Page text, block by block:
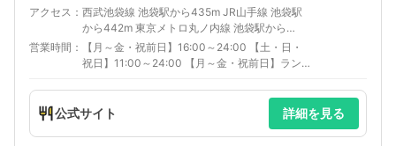
アクセス
西武池袋線 池袋駅から435m JR山手線 池袋駅
から442m 東京メトロ丸ノ内線 池袋駅から
442m 東武東上線 池袋駅から481m
営業時間
【月～金・祝前日】16:00～24:00 【土・日・
祝日】11:00～24:00 【月～金・祝前日】ランチ
15:00～17:00の間をCLOSEとさせて頂きます。
日曜営業
公式サイト 詳細を見る